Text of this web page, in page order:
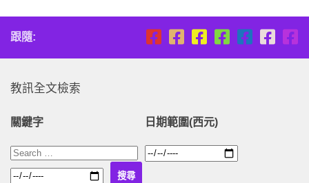
跟隨:
教訊全文檢索
關鍵字 日期範圍(西元)